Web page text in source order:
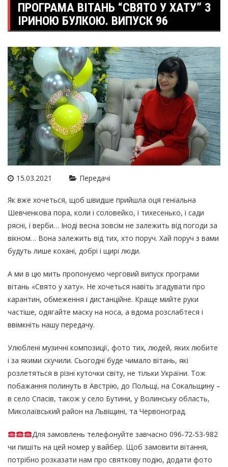
ПРОГРАМА ВІТАНЬ “СВЯТО У ХАТУ” З
ІРИНОЮ БУЛКОЮ. ВИПУСК 96
15.03.2021 Передачі
Як вже хочеться, щоб швидше прийшла оця геніальна
Шевченкова пора, коли і соловейко, і тихесенько, і сади
рясні, і верби… Іноді весна зовсім не залежить від погоди за
вікном… Вона залежить від тих, хто поруч. Хай поруч з вами
будуть лише кохані, добрі і щирі люди.
А ми в цю мить пропонуємо черговий випуск програми
вітань «Свято у хату». Не хочеться навіть згадувати про
карантин, обмеження і дистанційне. Краще мийте руки
частіше, одягайте маску на носа, а вдома розслабтеся і
ввімкніть нашу передачу.
Улюблені музичні композиції, фото тих, людей, яких любите
і за якими скучили. Сьогодні буде чимало вітань, які
розлетяться в різні куточки світу, не тільки України. Тож
побажання полинуть в Австрію, до Польщі, на Сокальщину –
в село Спасів, також у село Бутини, у Волинську область,
Миколаївський район на Львіщині, та Червоноград.
Для замовлень телефонуйте завчасно 096-72-53-982
чи пишіть на цей номер у вайбер. Щоб замовити вітання,
потрібно розказати нам про святкову подію, додати фото